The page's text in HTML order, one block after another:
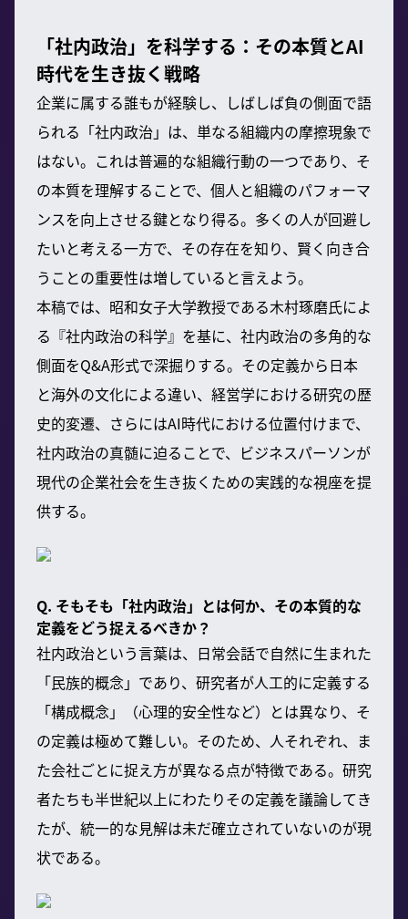
「社内政治」を科学する：その本質とAI
時代を生き抜く戦略
企業に属する誰もが経験し、しばしば負の側面で語
られる「社内政治」は、単なる組織内の摩擦現象で
はない。これは普遍的な組織行動の一つであり、そ
の本質を理解することで、個人と組織のパフォーマ
ンスを向上させる鍵となり得る。多くの人が回避し
たいと考える一方で、その存在を知り、賢く向き合
うことの重要性は増していると言えよう。
本稿では、昭和女子大学教授である木村琢磨氏によ
る『社内政治の科学』を基に、社内政治の多角的な
側面をQ&A形式で深掘りする。その定義から日本
と海外の文化による違い、経営学における研究の歴
史的変遷、さらにはAI時代における位置付けまで、
社内政治の真髄に迫ることで、ビジネスパーソンが
現代の企業社会を生き抜くための実践的な視座を提
供する。
Q. そもそも「社内政治」とは何か、その本質的な
定義をどう捉えるべきか？
社内政治という言葉は、日常会話で自然に生まれた
「民族的概念」であり、研究者が人工的に定義する
「構成概念」（心理的安全性など）とは異なり、そ
の定義は極めて難しい。そのため、人それぞれ、ま
た会社ごとに捉え方が異なる点が特徴である。研究
者たちも半世紀以上にわたりその定義を議論してき
たが、統一的な見解は未だ確立されていないのが現
状である。